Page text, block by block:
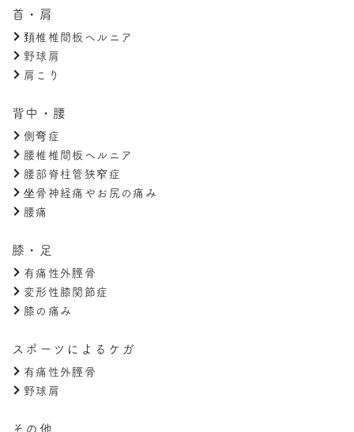
首・肩
頚椎椎間板ヘルニア
野球肩
肩こり
背中・腰
側弯症
腰椎椎間板ヘルニア
腰部脊柱管狭窄症
坐骨神経痛やお尻の痛み
腰痛
膝・足
有痛性外脛骨
変形性膝関節症
膝の痛み
スポーツによるケガ
有痛性外脛骨
野球肩
その他